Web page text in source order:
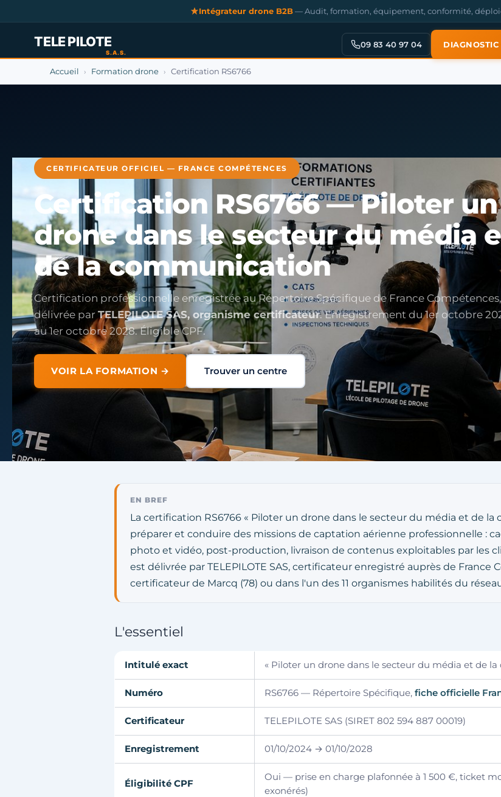
Intégrateur drone B2B— Audit, formation, équipement, conformité,
09 83 40 97 04 DIAGNOSTIC
Accueil › Formation drone › Certification RS6766
CERTIFICATEUR OFFICIEL — FRANCE COMPÉTENCES
Certification RS6766 — Piloter un
drone dans le secteur du média
de la communication
Certification professionnelle enregistrée au Répertoire Spécifique de France Compétences,
délivrée par TELEPILOTE SAS, organisme certificateur. Enregistrement du 1er octobre
au 1er octobre 2028. Éligible CPF.
VOIR LA FORMATION → Trouver un centre
EN BREF
La certification RS6766 « Piloter un drone dans le secteur du média et de
préparer et conduire des missions de captation aérienne professionnelle :
photo et vidéo, post-production, livraison de contenus exploitables par les
est délivrée par TELEPILOTE SAS, certificateur enregistré auprès de
certificateur de Marcq (78) ou dans l'un des 11 organismes habilités du
L'essentiel
Intitulé exact « Piloter un drone dans le secteur du média et de
Numéro RS6766 — Répertoire Spécifique, fiche officielle
Certificateur TELEPILOTE SAS (SIRET 802 594 887 00019)
Enregistrement 01/10/2024 → 01/10/2028
Éligibilité CPF
Oui — prise en charge plafonnée à 1 500 €, ticket
exonérés)